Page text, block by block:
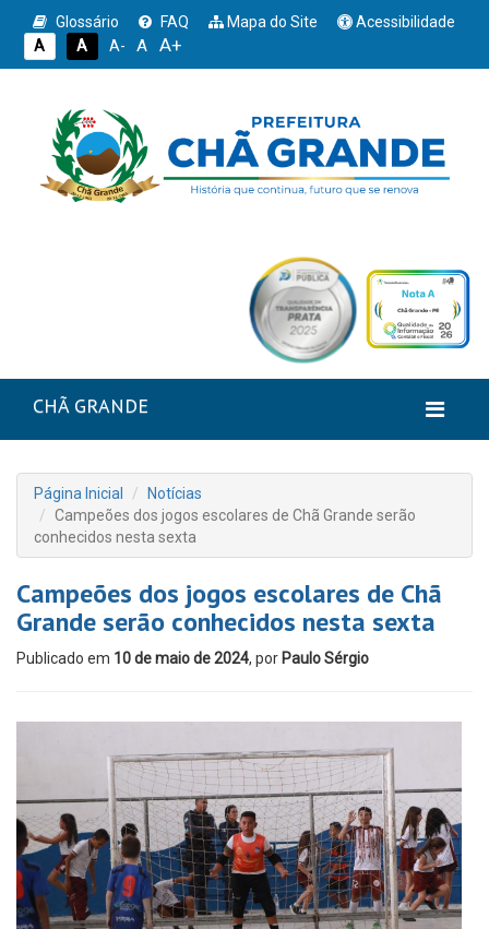
Glossário FAQ Mapa do Site
Acessibilidade
A
A A- A A+
CHÃ GRANDE
Página Inicial
Notícias
Campeões dos jogos escolares de Chã Grande serão
conhecidos nesta sexta
Campeões dos jogos escolares de Chã
Grande serão conhecidos nesta sexta
Publicado em 10 de maio de 2024, por Paulo Sérgio